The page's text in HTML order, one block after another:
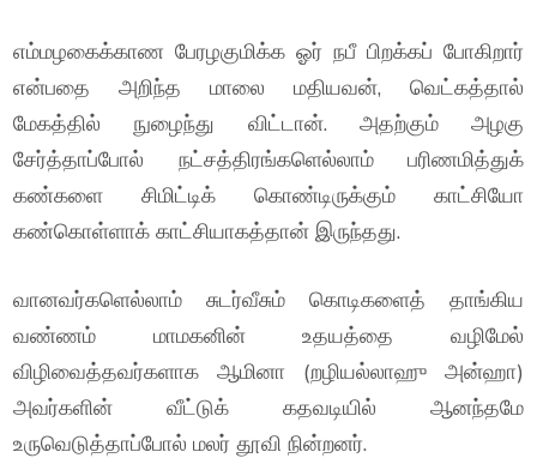
எம்மழகைக்காண பேரழகுமிக்க ஓர் நபீ பிறக்கப் போகிறார்
என்பதை அறிந்த மாலை மதியவன், வெட்கத்தால்
மேகத்தில் நுழைந்து விட்டான். அதற்கும் அழகு
சேர்த்தாப்போல் நட்சத்திரங்களெல்லாம் பரிணமித்துக்
கண்களை சிமிட்டிக் கொண்டிருக்கும் காட்சியோ
கண்கொள்ளாக் காட்சியாகத்தான் இருந்தது.
வானவர்களெல்லாம் சுடர்வீசும் கொடிகளைத் தாங்கிய
வண்ணம் மாமகனின் உதயத்தை வழிமேல்
விழிவைத்தவர்களாக ஆமினா (றழியல்லாஹு அன்ஹா)
அவர்களின் வீட்டுக் கதவடியில் ஆனந்தமே
உருவெடுத்தாப்போல் மலர் தூவி நின்றனர்.